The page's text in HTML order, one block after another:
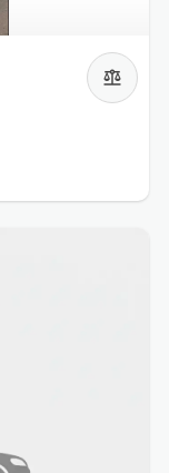
balance